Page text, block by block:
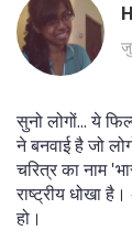
सुनो लोगों... ये
ने बनवाई है जो
चरित्र का नाम
राष्ट्रीय धोखा
हो।